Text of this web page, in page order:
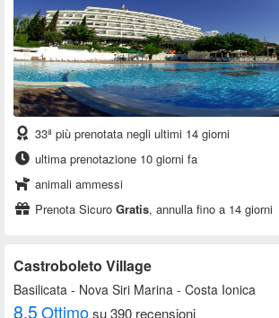
33ª più prenotata negli ultimi 14 giorni
ultima prenotazione 10 giorni fa
animali ammessi
Prenota Sicuro Gratis, annulla fino a 14 giorni
Castroboleto Village
Basilicata - Nova Siri Marina - Costa Ionica
8.5Ottimosu 390 recensioni